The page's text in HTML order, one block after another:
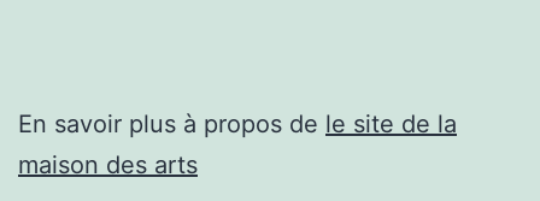
En savoir plus à propos de le site de la
maison des arts